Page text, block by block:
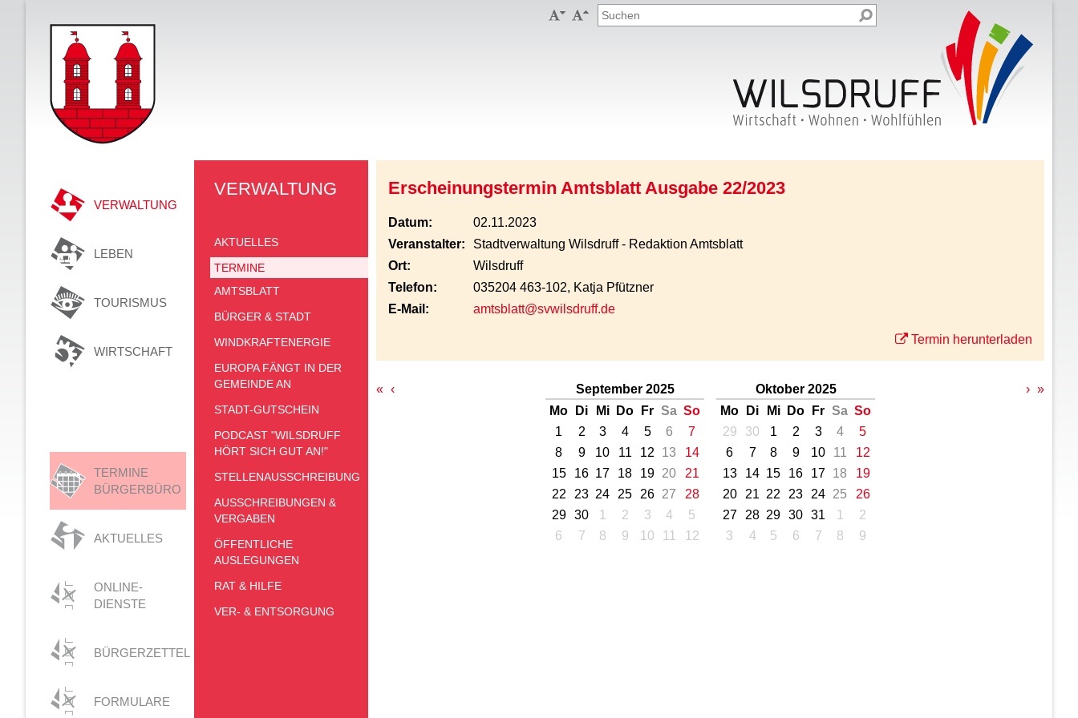
 
VERWALTUNG
LEBEN
TOURISMUS
WIRTSCHAFT
TERMINE
BÜRGERBÜRO
AKTUELLES
ONLINE-
DIENSTE
BÜRGERZETTEL
FORMULARE
VERWALTUNG
AKTUELLES
TERMINE
AMTSBLATT
BÜRGER & STADT
WINDKRAFTENERGIE
EUROPA FÄNGT IN DER
GEMEINDE AN
STADT-GUTSCHEIN
PODCAST "WILSDRUFF
HÖRT SICH GUT AN!"
STELLENAUSSCHREIBUNG
AUSSCHREIBUNGEN &
VERGABEN
ÖFFENTLICHE
AUSLEGUNGEN
RAT & HILFE
VER- & ENTSORGUNG
Erscheinungstermin Amtsblatt Ausgabe 22/2023
Datum:
02.11.2023
Veranstalter:
Stadtverwaltung Wilsdruff - Redaktion Amtsblatt
Ort:
Wilsdruff
Telefon:
035204 463-102, Katja Pfützner
E-Mail:
amtsblatt@svwilsdruff.de
Termin herunterladen
« ‹
September 2025
Mo
Di Mi Do Fr Sa So
1
2 3 4 5 6
7
8
9 10 11 12 13
14
15
16 17 18 19 20
21
22
23 24 25 26 27
28
29
30 1 2 3 4
5
6
7 8 9 10 11 12
Oktober 2025
Mo
Di Mi Do Fr Sa So
29
30 1 2 3 4
5
6
7 8 9 10 11
12
13
14 15 16 17 18
19
20
21 22 23 24 25
26
27
28 29 30 31 1
2
3
4 5 6 7 8 9
› »